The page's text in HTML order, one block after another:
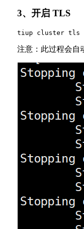
3、开启 TLS
注意：此过程会自